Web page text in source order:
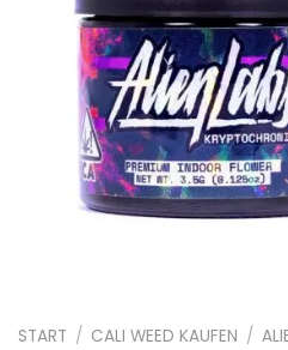
START / CALI WEED KAUFEN /